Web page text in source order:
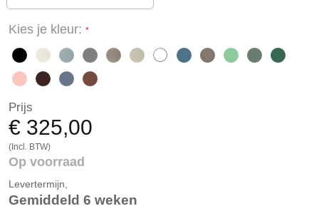
Kies je kleur:
Prijs
€ 325,00
(Incl. BTW)
Op voorraad
Levertermijn,
Gemiddeld 6 weken